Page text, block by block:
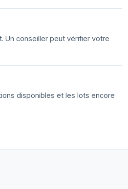
Un conseiller peut vérifier votre
disponibles et les lots encore